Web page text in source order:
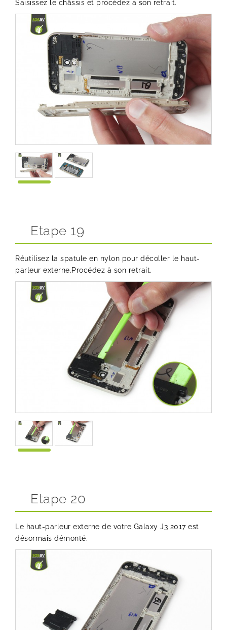
Saisissez le châssis et procédez à son retrait.
Etape 19
Réutilisez la spatule en nylon pour décoller le haut-
parleur externe.Procédez à son retrait.
Etape 20
Le haut-parleur externe de votre Galaxy J3 2017 est
désormais démonté.